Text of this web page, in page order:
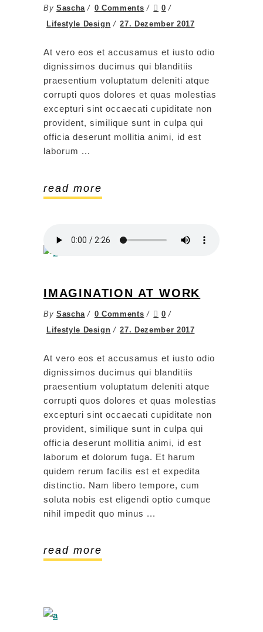
By Sascha 0 Comments
0
Lifestyle Design
27. Dezember 2017
At vero eos et accusamus et iusto odio
dignissimos ducimus qui blanditiis
praesentium voluptatum deleniti atque
corrupti quos dolores et quas molestias
excepturi sint occaecati cupiditate non
provident, similique sunt in culpa qui
officia deserunt mollitia animi, id est
laborum
read more
IMAGINATION AT WORK
By Sascha 0 Comments
0
Lifestyle Design
27. Dezember 2017
At vero eos et accusamus et iusto odio
dignissimos ducimus qui blanditiis
praesentium voluptatum deleniti atque
corrupti quos dolores et quas molestias
excepturi sint occaecati cupiditate non
provident, similique sunt in culpa qui
officia deserunt mollitia animi, id est
laborum et dolorum fuga. Et harum
quidem rerum facilis est et expedita
distinctio. Nam libero tempore, cum
soluta nobis est eligendi optio cumque
nihil impedit quo minus
read more